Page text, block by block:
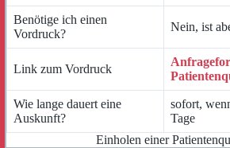
Benötige ich einen
Vordruck?
Nein, ist
Link zum Vordruck
Wie lange dauert eine
Auskunft?
sofort,
Tage
Einholen einer